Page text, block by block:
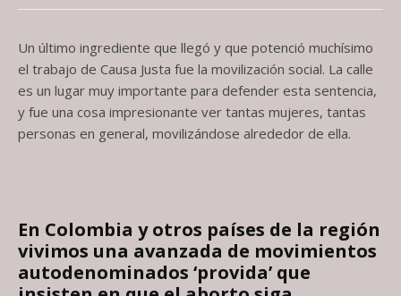
Un último ingrediente que llegó y que potenció muchísimo
el trabajo de Causa Justa fue la movilización social. La calle
es un lugar muy importante para defender esta sentencia,
y fue una cosa impresionante ver tantas mujeres, tantas
personas en general, movilizándose alrededor de ella.
En Colombia y otros países de la región
vivimos una avanzada de movimientos
autodenominados ‘provida’ que